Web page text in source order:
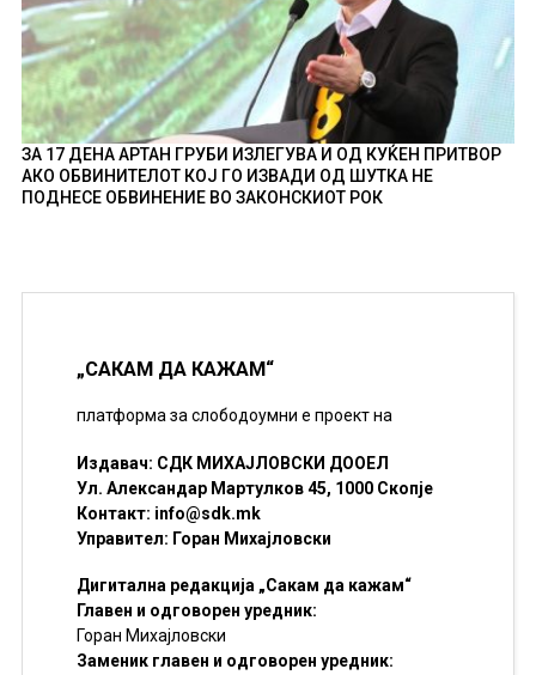
ЗА 17 ДЕНА АРТАН ГРУБИ ИЗЛЕГУВА И ОД КУЌЕН ПРИТВОР
АКО ОБВИНИТЕЛОТ КОЈ ГО ИЗВАДИ ОД ШУТКА НЕ
ПОДНЕСЕ ОБВИНЕНИЕ ВО ЗАКОНСКИОТ РОК
„САКАМ ДА КАЖАМ“
платформа за слободоумни е проект на
Издавач: СДК МИХАЈЛОВСКИ ДООЕЛ
Ул. Александар Мартулков 45, 1000 Скопје
Контакт: info@sdk.mk
Управител: Горан Михајловски
Дигитална редакција „Сакам да кажам“
Главен и одговорен уредник:
Горан Михајловски
Заменик главен и одговорен уредник: